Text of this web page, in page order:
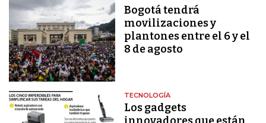
Bogotá tendrá
movilizaciones y
plantones entre el 6 y el
8 de agosto
TECNOLOGÍA
Los gadgets